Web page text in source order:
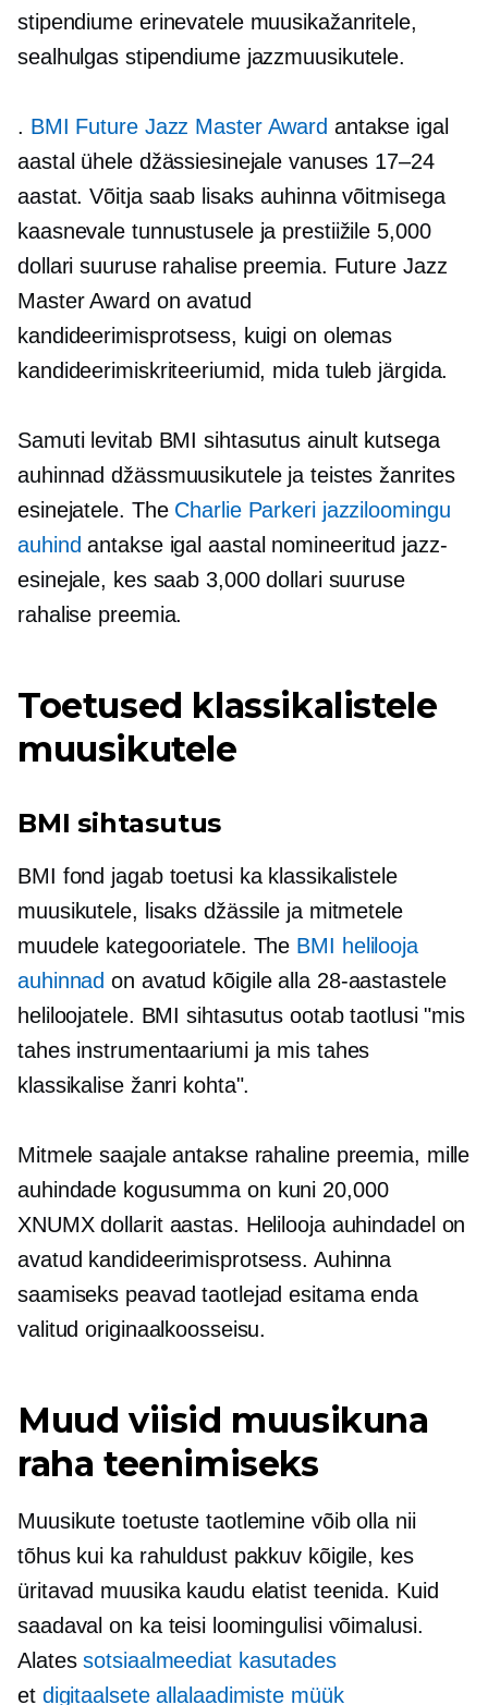
stipendiume erinevatele muusikažanritele,
sealhulgas stipendiume jazzmuusikutele.
. BMI Future Jazz Master Award antakse igal
aastal ühele džässiesinejale vanuses 17–24
aastat. Võitja saab lisaks auhinna võitmisega
kaasnevale tunnustusele ja prestiižile 5,000
dollari suuruse rahalise preemia. Future Jazz
Master Award on avatud
kandideerimisprotsess, kuigi on olemas
kandideerimiskriteeriumid, mida tuleb järgida.
Samuti levitab BMI sihtasutus ainult kutsega
auhinnad džässmuusikutele ja teistes žanrites
esinejatele. The Charlie Parkeri jazziloomingu
auhind antakse igal aastal nomineeritud jazz-
esinejale, kes saab 3,000 dollari suuruse
rahalise preemia.
Toetused klassikalistele
muusikutele
BMI sihtasutus
BMI fond jagab toetusi ka klassikalistele
muusikutele, lisaks džässile ja mitmetele
muudele kategooriatele. The BMI helilooja
auhinnad on avatud kõigile alla 28-aastastele
heliloojatele. BMI sihtasutus ootab taotlusi "mis
tahes instrumentaariumi ja mis tahes
klassikalise žanri kohta".
Mitmele saajale antakse rahaline preemia, mille
auhindade kogusumma on kuni 20,000
XNUMX dollarit aastas. Helilooja auhindadel on
avatud kandideerimisprotsess. Auhinna
saamiseks peavad taotlejad esitama enda
valitud originaalkoosseisu.
Muud viisid muusikuna
raha teenimiseks
Muusikute toetuste taotlemine võib olla nii
tõhus kui ka rahuldust pakkuv kõigile, kes
üritavad muusika kaudu elatist teenida. Kuid
saadaval on ka teisi loomingulisi võimalusi.
Alatessotsiaalmeediat kasutades
et digitaalsete allalaadimiste müük